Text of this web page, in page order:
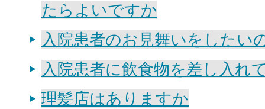
たらよいですか
入院患者のお見舞いをしたい
入院患者に飲食物を差し入れ
理髪店はありますか